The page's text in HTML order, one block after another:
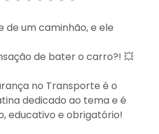
de um caminhão, e ele
de bater o carro?! 💥
no Transporte é o
dedicado ao tema e é
educativo e obrigatório!